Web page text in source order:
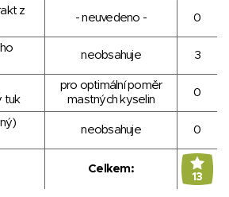
z
- neuvedeno - 0
neobsahuje 3
tuk
pro optimální poměr
mastných kyselin
0
neobsahuje 0
Celkem:
13